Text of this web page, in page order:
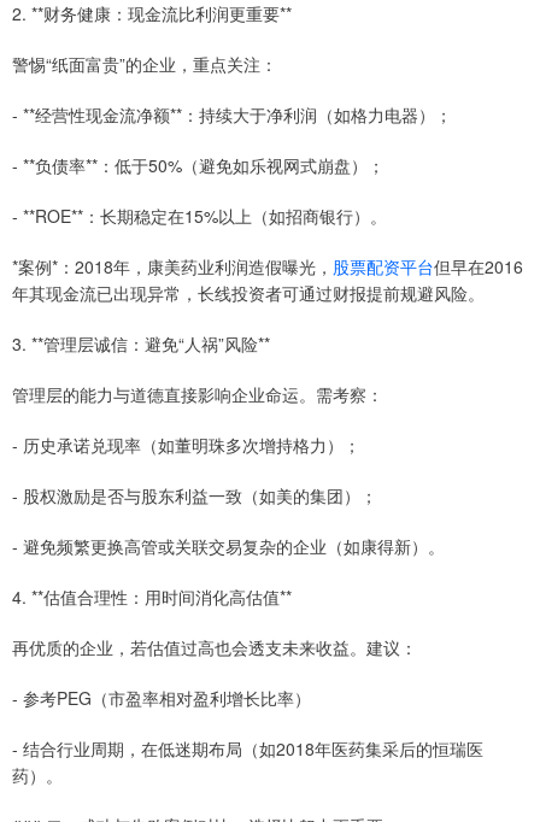
2. **财务健康：现金流比利润更重要**
警惕“纸面富贵”的企业，重点关注：
- **经营性现金流净额**：持续大于净利润（如格力电器）；
- **负债率**：低于50%（避免如乐视网式崩盘）；
- **ROE**：长期稳定在15%以上（如招商银行）。
*案例*：2018年，康美药业利润造假曝光， 股票配资平台但早在2016
年其现金流已出现异常，长线投资者可通过财报提前规避风险。
3. **管理层诚信：避免“人祸”风险**
管理层的能力与道德直接影响企业命运。需考察：
- 历史承诺兑现率（如董明珠多次增持格力）；
- 股权激励是否与股东利益一致（如美的集团）；
- 避免频繁更换高管或关联交易复杂的企业（如康得新）。
4. **估值合理性：用时间消化高估值**
再优质的企业，若估值过高也会透支未来收益。建议：
- 参考PEG（市盈率相对盈利增长比率）
- 结合行业周期，在低迷期布局（如2018年医药集采后的恒瑞医
药）。